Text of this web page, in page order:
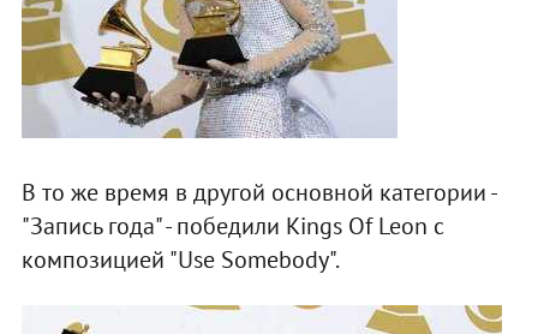
В то же время в другой основной категории -
"Запись года" - победили Kings Of Leon с
композицией "Use Somebody".